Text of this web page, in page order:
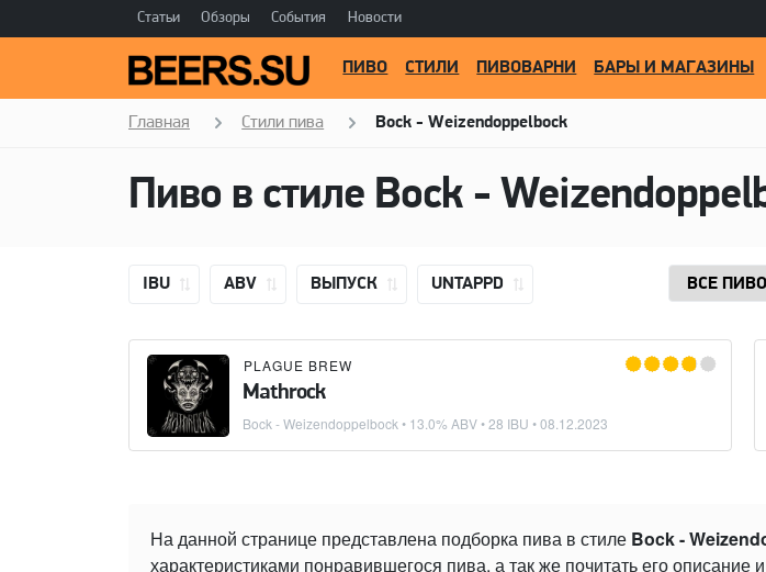
Статьи Обзоры События Новости
ПИВО СТИЛИ ПИВОВАРНИ БАРЫ И МАГАЗИНЫ
Главная Стили пива Bock - Weizendoppelbock
Пиво в стиле Bock -
IBU ABV ВЫПУСК UNTAPPD
PLAGUE BREW
Mathrock
Bock - Weizendoppelbock • 13.0% ABV • 28 IBU •08.12.2023
На данной странице представлена подборка пива в стиле Bock -
характеристиками понравившегося пива, а так же почитать его описание